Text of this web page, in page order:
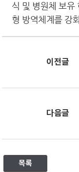
식 및 병원체 보유
형 방역체계를 강
이전글
다음글
목록